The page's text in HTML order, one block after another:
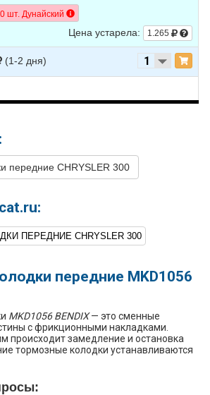
0 шт. Дунайский
Цена устарела: 1.265
(1-2 дня)
передние CHRYSLER 300
ПЕРЕДНИЕ CHRYSLER 300
передние MKD1056
MKD1056 BENDIX— это сменные
с фрикционными накладками.
происходит замедление и остановка
тормозные колодки устанавливаются